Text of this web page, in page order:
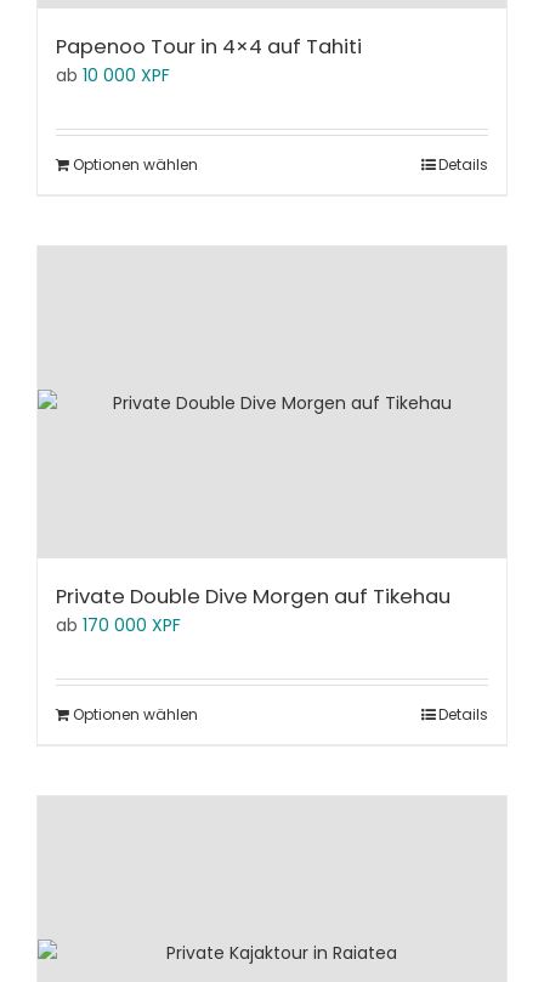
Papenoo Tour in 4×4 auf Tahiti
ab 10 000 XPF
Optionen wählen Details
Private Double Dive Morgen auf Tikehau
ab 170 000 XPF
Optionen wählen Details